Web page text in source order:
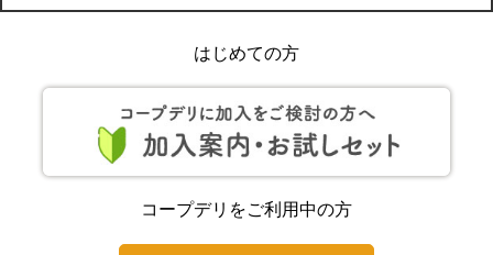
はじめての方
コープデリをご利用中の方